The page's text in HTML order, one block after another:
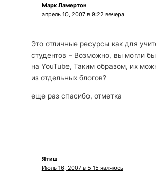
Марк Ламертон
апрель 10, 2007 в 9:22 вечера
Это отличные ресурсы как для
студентов – Возможно, вы могли
на YouTube, Таким образом, их
из отдельных блогов?
еще раз спасибо, отметка
Ятиш
Июль 16, 2007 в 5:15 являюсь